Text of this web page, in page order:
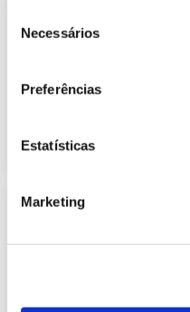
Necessários
Preferências
Estatísticas
Marketing
Publicação
informação